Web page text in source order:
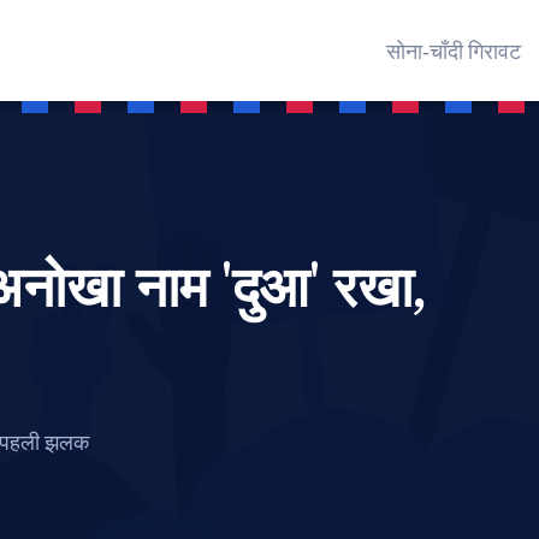
सोना‑चाँदी गिरावट
नाम 'दुआ' रखा,
पहली झलक